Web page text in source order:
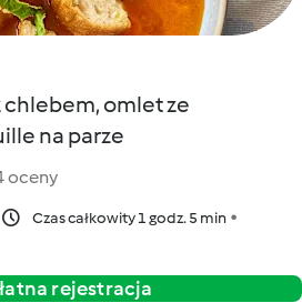
omlet ze
na parze
oceny
Czas całkowity 1 godz. 5 min
rejestracja